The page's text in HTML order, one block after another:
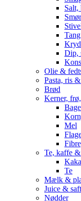
Tang
Dip,
Olie &
Pasta, ris
Brød
Kerner,
Mel
Te, kaffe
Te
Mælk &
Juice & saft
Nødder